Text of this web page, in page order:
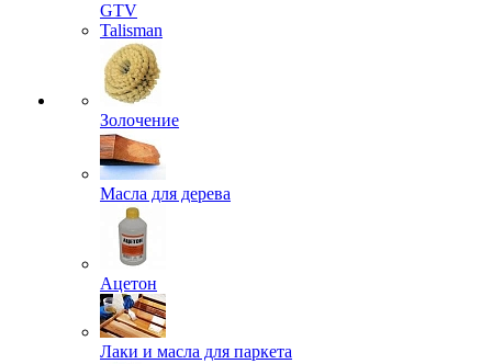
GTV
Talisman
Золочение
Масла для дерева
Ацетон
Лаки и масла для паркета